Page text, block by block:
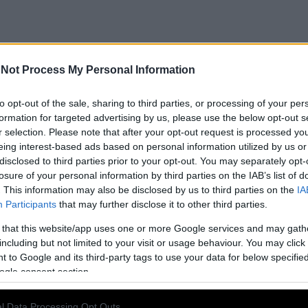
Not Process My Personal Information
opt-out of the sale, sharing to third parties, or processing of your
for targeted advertising by us, please use the below opt-out
selection. Please note that after your opt-out request is processed
interest-based ads based on personal information utilized by us
to third parties prior to your opt-out. You may separately
of your personal information by third parties on the IAB’s list of
This information may also be disclosed by us to third parties on the
Participants that may further disclose it to other third parties.
that this website/app uses one or more Google services and may
but not limited to your visit or usage behaviour. You may
to Google and its third-party tags to use your data for below
consent section.
γίνεται από έρωτα, ο δεύτερος για τα
διασημότερης γυναίκας του κόσμου, που αποτελεί
κομψότητας. `Εφυγε από τη ζωή στα 64 της χρόνια, στις
Διαμαντή
φωτογραφημένης και διασημότερης γυναίκας
δύναμης και απέριττης κομψότητας. `